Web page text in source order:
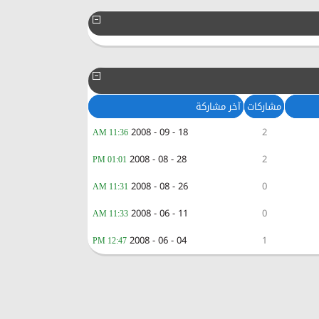
مشاركات آخر مشاركة
2
18 - 09 - 2008
11:36 AM
2
28 - 08 - 2008
01:01 PM
0
26 - 08 - 2008
11:31 AM
0
11 - 06 - 2008
11:33 AM
1
04 - 06 - 2008
12:47 PM